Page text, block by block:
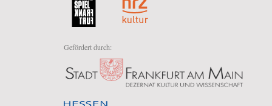
Gefördert durch: